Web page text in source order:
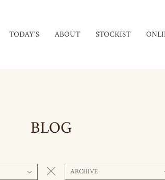
TODAY'S ABOUT STOCKIST
BLOG
ARCHIVE